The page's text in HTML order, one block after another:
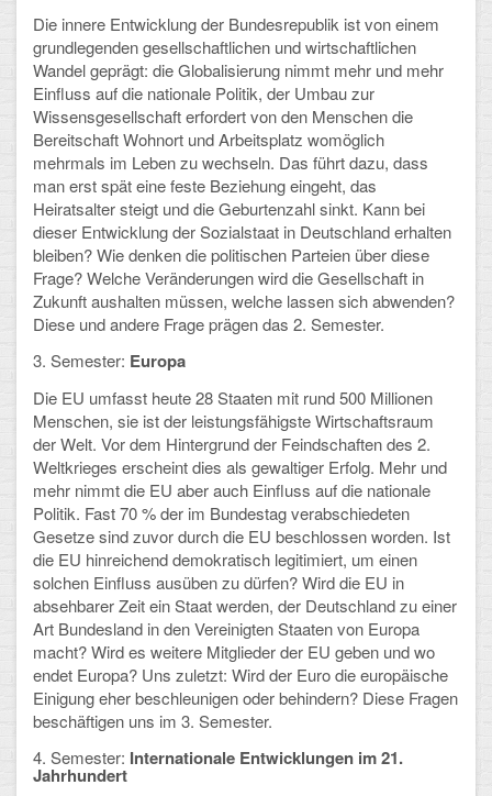
Ehemalige
Schulzeitung: Der Gottfried
FÄCHER
Deutsch und Fremdsprachen
Ethik, Philosophie und Religion
Gesellschaftswissenschaften
Mathematik, Informatik und Naturwissenschaften
Musische Fächer
Sport
ORGANISATION
Abitur
Freistellung/Entschuldigung
Kurswahl 10. Kl.
Umwahl 11. Kl.
mPA
Wahlfächer
TERMINE
Die innere Entwicklung der Bundesrepublik ist von einem
grundlegenden gesellschaftlichen und wirtschaftlichen
Wandel geprägt: die Globalisierung nimmt mehr und mehr
Einfluss auf die nationale Politik, der Umbau zur
Wissensgesellschaft erfordert von den Menschen die
Bereitschaft Wohnort und Arbeitsplatz womöglich
mehrmals im Leben zu wechseln. Das führt dazu, dass
man erst spät eine feste Beziehung eingeht, das
Heiratsalter steigt und die Geburtenzahl sinkt. Kann bei
dieser Entwicklung der Sozialstaat in Deutschland erhalten
bleiben? Wie denken die politischen Parteien über diese
Frage? Welche Veränderungen wird die Gesellschaft in
Zukunft aushalten müssen, welche lassen sich abwenden?
Diese und andere Frage prägen das 2. Semester.
3. Semester: Europa
Die EU umfasst heute 28 Staaten mit rund 500 Millionen
Menschen, sie ist der leistungsfähigste Wirtschaftsraum
der Welt. Vor dem Hintergrund der Feindschaften des 2.
Weltkrieges erscheint dies als gewaltiger Erfolg. Mehr und
mehr nimmt die EU aber auch Einfluss auf die nationale
Politik. Fast 70 % der im Bundestag verabschiedeten
Gesetze sind zuvor durch die EU beschlossen worden. Ist
die EU hinreichend demokratisch legitimiert, um einen
solchen Einfluss ausüben zu dürfen? Wird die EU in
absehbarer Zeit ein Staat werden, der Deutschland zu einer
Art Bundesland in den Vereinigten Staaten von Europa
macht? Wird es weitere Mitglieder der EU geben und wo
endet Europa? Uns zuletzt: Wird der Euro die europäische
Einigung eher beschleunigen oder behindern? Diese Fragen
beschäftigen uns im 3. Semester.
4. Semester: Internationale Entwicklungen im 21.
Jahrhundert